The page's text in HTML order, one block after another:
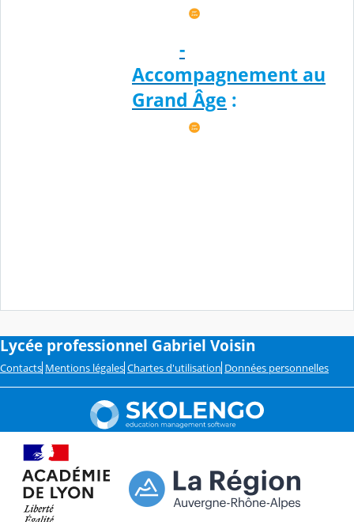
-
Accompagnement au
Grand Âge :
Lycée professionnel Gabriel Voisin
Contacts Mentions légales Chartes d'utilisation Données personnelles